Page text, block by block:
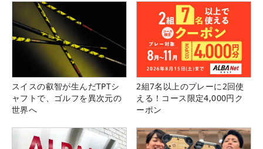
スイスの叡智が生んだTPTシ
ャフトで、ゴルフを異次元の
世界へ
2組7名以上のプレーに2回使
える！コース限定4,000円ク
ーポン